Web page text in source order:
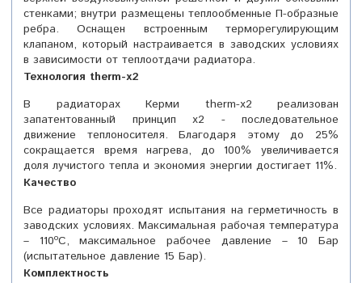
стенками; внутри размещены теплообменные П-образные
ребра. Оснащен встроенным терморегулирующим
клапаном, который настраивается в заводских условиях
в зависимости от теплоотдачи радиатора.
Технология therm-x2
В радиаторах Керми therm-x2 реализован
запатентованный принцип x2 - последовательное
движение теплоносителя. Благодаря этому до 25%
сокращается время нагрева, до 100% увеличивается
доля лучистого тепла и экономия энергии достигает 11%.
Качество
Все радиаторы проходят испытания на герметичность в
заводских условиях. Максимальная рабочая температура
– 110ºС, максимальное рабочее давление – 10 Бар
(испытательное давление 15 Бар).
Комплектность